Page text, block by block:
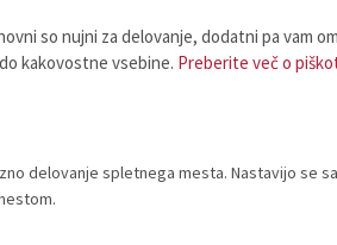
živilske
so nujni za delovanje, dodatni pa vam
kakovostne vsebine. Preberite več o
delovanje spletnega mesta. Nastavijo se